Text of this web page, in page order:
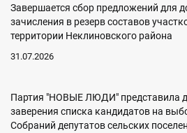
Завершается сбор предложений для
зачисления в резерв составов
территории Неклиновского района
31.07.2026
Партия "НОВЫЕ ЛЮДИ" представила
заверения списка кандидатов на
Собраний депутатов сельских